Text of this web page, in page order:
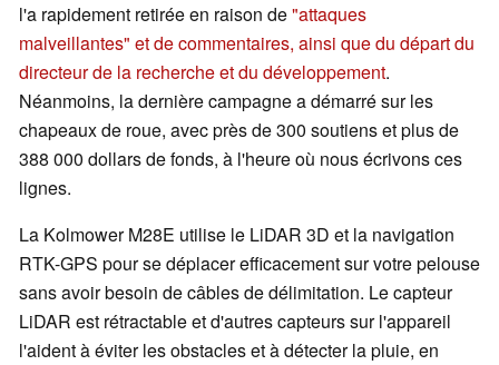
l'a rapidement retirée en raison de"attaques
malveillantes" et de commentaires, ainsi que du départ du
directeur de la recherche et du développement.
Néanmoins, la dernière campagne a démarré sur les
chapeaux de roue, avec près de 300 soutiens et plus de
388 000 dollars de fonds, à l'heure où nous écrivons ces
lignes.
La Kolmower M28E utilise le LiDAR 3D et la navigation
RTK-GPS pour se déplacer efficacement sur votre pelouse
sans avoir besoin de câbles de délimitation. Le capteur
LiDAR est rétractable et d'autres capteurs sur l'appareil
l'aident à éviter les obstacles et à détecter la pluie, en